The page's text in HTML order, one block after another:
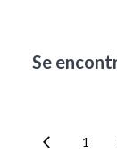
Se
1